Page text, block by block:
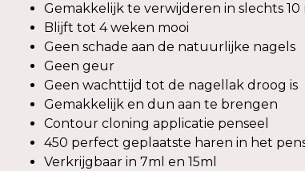
Gemakkelijk te verwijderen in slechts
Blijft tot 4 weken mooi
Geen schade aan de natuurlijke nagels
Geen geur
Geen wachttijd tot de nagellak droog is
Gemakkelijk en dun aan te brengen
Contour cloning applicatie penseel
450 perfect geplaatste haren in het
Verkrijgbaar in 7ml en 15ml